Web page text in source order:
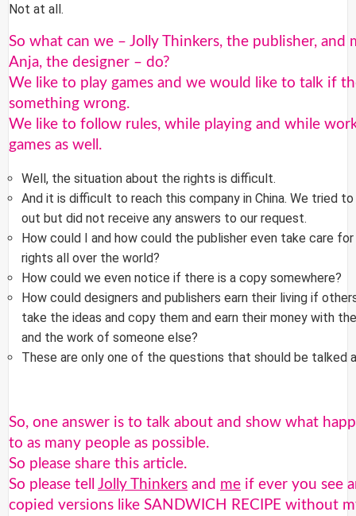
Not at all.
So what can we – Jolly Thinkers, the publisher, and
Anja, the designer – do?
We like to play games and we would like to talk if
something wrong.
We like to follow rules, while playing and while
games as well.
Well, the situation about the rights is difficult.
And it is difficult to reach this company in China. We tried to
out but did not receive any answers to our request.
How could I and how could the publisher even take care
rights all over the world?
How could we even notice if there is a copy somewhere?
How could designers and publishers earn their living if
take the ideas and copy them and earn their money with
and the work of someone else?
These are only one of the questions that should be talked
So, one answer is to talk about and show what
to as many people as possible.
So please share this article.
So please tell Jolly Thinkers and me if ever you see
copied versions like SANDWICH RECIPE without